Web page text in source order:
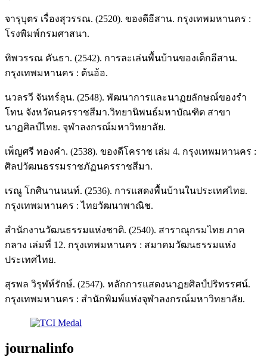
จารุบุตร เรื่องสุวรรณ. (2520). ของดีอีสาน. กรุงเทพมหานคร :
โรงพิมพ์กรมศาสนา.
ทิพวรรณ คันธา. (2542). การละเล่นพื้นบ้านของเด็กอีสาน.
กรุงเทพมหานคร : ต้นอ้อ.
นวลรวี จันทร์ลุน. (2548). พัฒนาการและนาฏยลักษณ์ของรำ
โทน จังหวัดนครราชสีมา.วิทยานิพนธ์มหาบัณฑิต สาขา
นาฏศิลป์ไทย. จุฬาลงกรณ์มหาวิทยาลัย.
เพ็ญศรี ทองคำ. (2538). ของดีโคราช เล่ม 4. กรุงเทพมหานคร :
ศิลปวัฒนธรรมราชภัฏนครราชสีมา.
เรณู โกศินานนนท์. (2536). การแสดงพื้นบ้านในประเทศไทย.
กรุงเทพมหานคร : ไทยวัฒนาพาณิช.
สำนักงานวัฒนธรรมแห่งชาติ. (2540). สาราณุกรมไทย ภาค
กลาง เล่มที่ 12. กรุงเทพมหานคร : สมาคมวัฒนธรรมแห่ง
ประเทศไทย.
สุรพล วิรุฬห์รักษ์. (2547). หลักการแสดงนาฏยศิลป์ปริทรรศน์.
กรุงเทพมหานคร : สำนักพิมพ์แห่งจุฬาลงกรณ์มหาวิทยาลัย.
journalinfo